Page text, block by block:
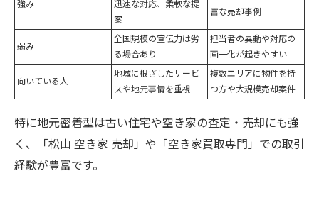
強み
迅速な対応、柔軟な提
案
富な売却事例
弱み
全国規模の宣伝力は劣
る場合あり
担当者の異動や対応の
画一化が起きやすい
向いている人
地域に根ざしたサービ
スや地元事情を重視
複数エリアに物件を持
つ方や大規模売却案件
特に地元密着型は古い住宅や空き家の査定・売却にも強
く、「松山 空き家 売却」や「空き家買取専門」での取引
経験が豊富です。